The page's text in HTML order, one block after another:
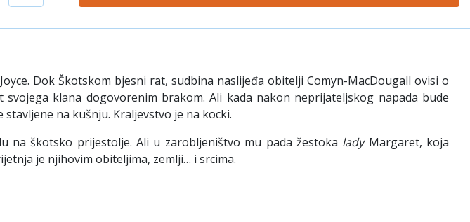
Dok Škotskom bjesni rat, sudbina naslijeđa obitelji Comyn-MacDougall ovisi o
klana dogovorenim brakom. Ali kada nakon neprijateljskog napada bude
na kušnju. Kraljevstvo je na kocki.
na škotsko prijestolje. Ali u zarobljeništvo mu pada žestoka lady Margaret, koja
je njihovim obiteljima, zemlji… i srcima.